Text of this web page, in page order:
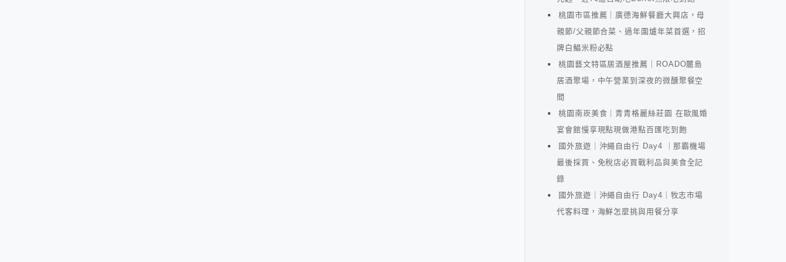
桃園市區推薦｜廣德海鮮餐廳大興店，母
親節/父親節合菜、過年圍爐年菜首選，招
牌白鯧米粉必點
桃園藝文特區居酒屋推薦｜ROADO麓島
居酒聚場，中午營業到深夜的微醺聚餐空
間
桃園南崁美食｜青青格麗絲莊園 在歐風婚
宴會館慢享現點現做港點百匯吃到飽
國外旅遊｜沖繩自由行 Day4 ｜那霸機場
最後採買、免稅店必買戰利品與美食全記
錄
國外旅遊｜沖繩自由行 Day4｜牧志市場
代客料理，海鮮怎麼挑與用餐分享